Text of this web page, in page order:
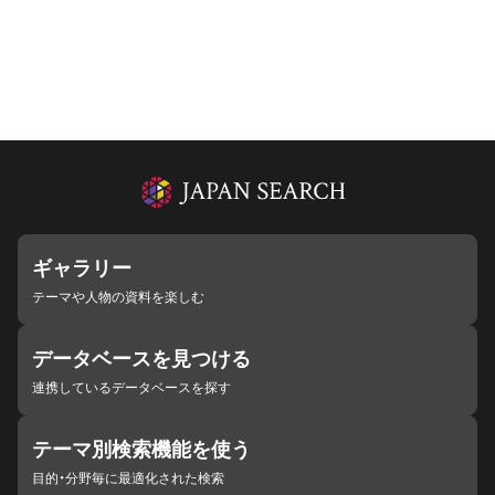
ギャラリー
テーマや人物の資料を楽しむ
データベースを見つける
連携しているデータベースを探す
テーマ別検索機能を使う
目的・分野毎に最適化された検索